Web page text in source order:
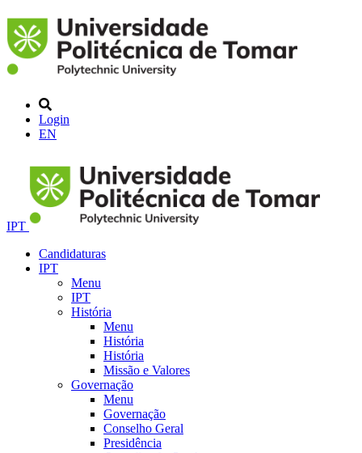
Login
EN
IPT
Candidaturas
IPT
Menu
IPT
História
Menu
História
História
Missão e Valores
Governação
Menu
Governação
Conselho Geral
Presidência